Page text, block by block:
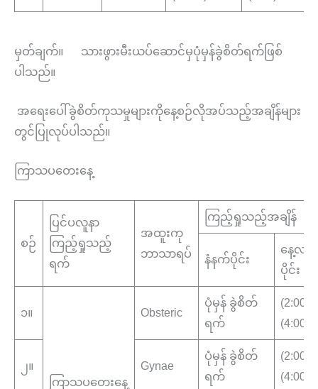
မှတ်ချက်။ သားဖွားမီးယပ်ဆောင်မှပုံမှန်ခွဲစိတ်ရက်ဖြစ်
ပါသည်။
အရေးပေါ်ခွဲစိတ်ကုသမှုများကိုနေ့စဉ်လိုအပ်သည့်အချိန်များ
တွင်ပြုလုပ်ပါသည်။
ကြာသပတေးနေ့
စဉ်
ပြင်ပလူနာ
ကြည့်ရှုသည့်
ရက်
အထူးကု
ဘာသာရပ်
ကြည့်ရှုသည့်အချိန်
နံနက်ပိုင်း
နေ့လ
ပိုင်း
၁။
ကြာသပတေးနေ့
Obsteric
ပုံမှန် ခွဲစိတ်
ရက်
၂။ Gynae
ပုံမှန် ခွဲစိတ်
ရက်